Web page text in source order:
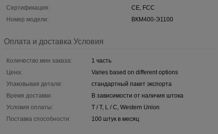
Сертификация:
CE, FCC
Номер модели:
ВКМ400-Э1100
Оплата и доставка Условия
Количество мин заказа:
1 часть
Цена:
Varies based on different options
Упаковывая детали:
стандартный пакет экспорта
Время доставки:
В зависимости от наличия штока
Условия оплаты:
T / T, L / C, Western Union
Поставка способности:
100 штук в месяц